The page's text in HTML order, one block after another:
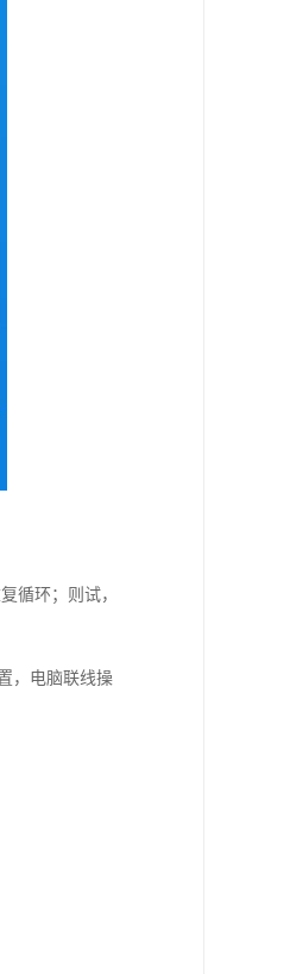
循环；则试，
，电脑联线操